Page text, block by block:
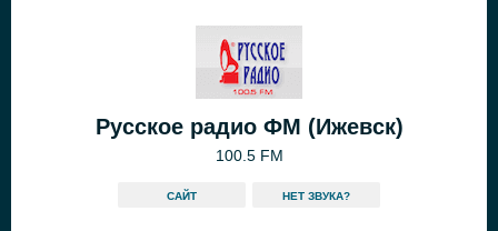
Русское радио ФМ (Ижевск)
100.5 FM
САЙТ HЕТ ЗВУКА?